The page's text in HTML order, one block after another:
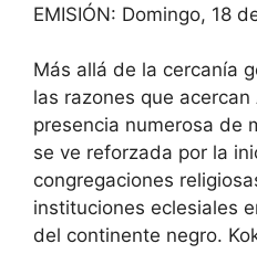
EMISIÓN: Domingo, 18
Más allá de la cercanía
las razones que
presencia numerosa de
se ve reforzada por la
congregaciones
instituciones eclesiales
del continente negro.